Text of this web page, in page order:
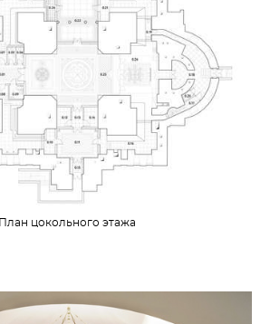
План цокольного этажа